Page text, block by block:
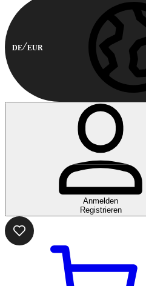
DE EUR
Anmelden
Registrieren